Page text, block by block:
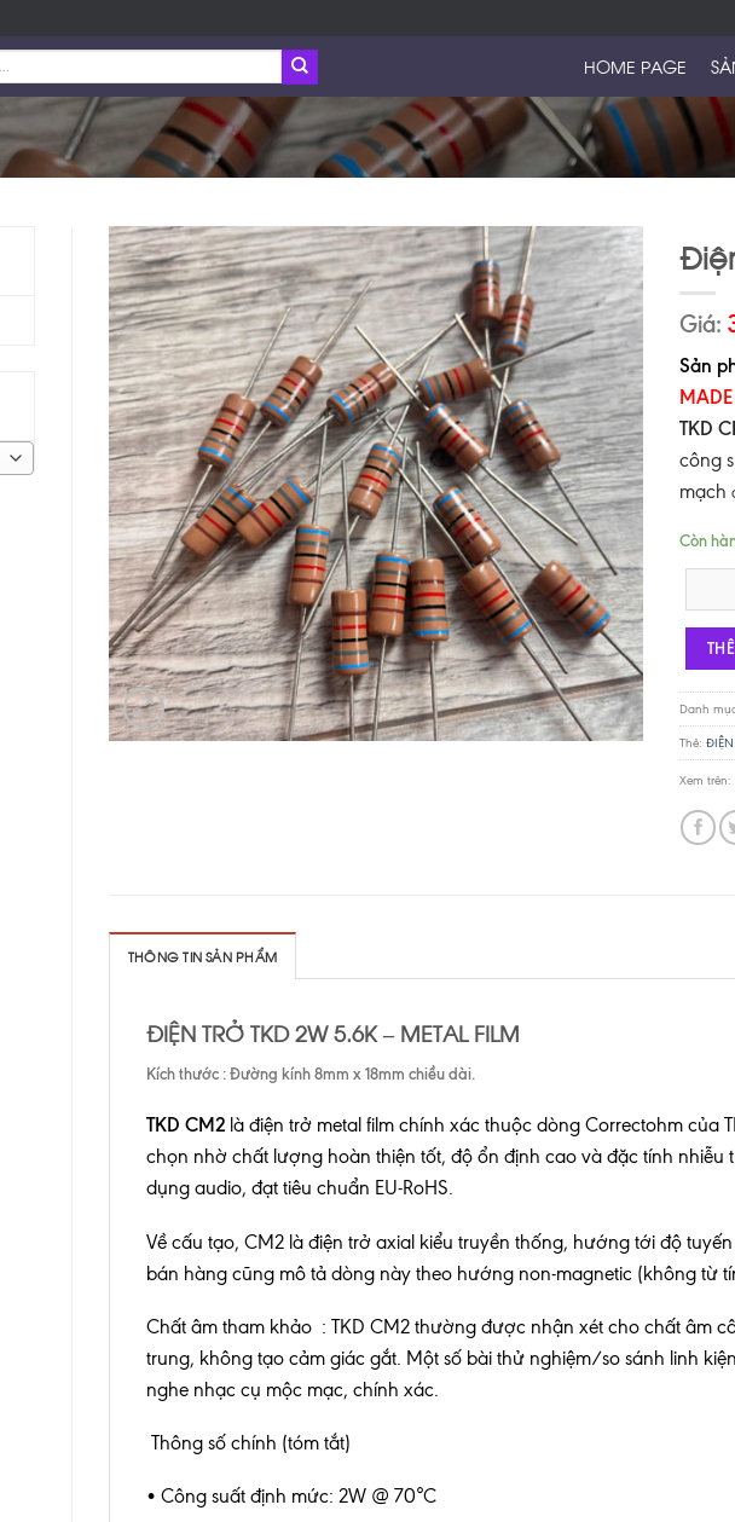
HOME PAGE
Giá:
Sản
TKD
công
mạch
Còn
Danh
Thẻ:
Xem trên:
THÔNG TIN SẢN PHẨM
ĐIỆN TRỞ TKD 2W 5.6K – METAL FILM
Kích thước : Đường kính 8mm x 18mm chiều dài.
TKD CM2 là điện trở metal film chính xác thuộc dòng Correctohm
chọn nhờ chất lượng hoàn thiện tốt, độ ổn định cao và đặc tính
dụng audio, đạt tiêu chuẩn EU-RoHS.
Về cấu tạo, CM2 là điện trở axial kiểu truyền thống, hướng tới độ
bán hàng cũng mô tả dòng này theo hướng non-magnetic (không từ
Chất âm tham khảo : TKD CM2 thường được nhận xét cho chất âm
trung, không tạo cảm giác gắt. Một số bài thử nghiệm/so sánh linh
nghe nhạc cụ mộc mạc, chính xác.
Thông số chính (tóm tắt)
• Công suất định mức: 2W @ 70°C